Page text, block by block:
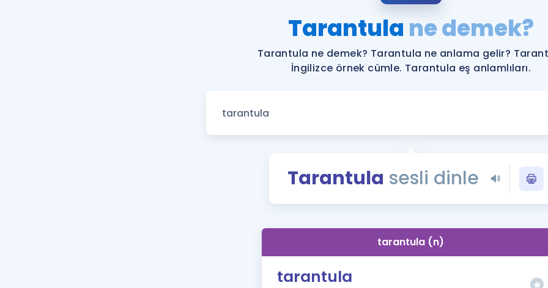
YDS ve YÖKDİL
YDS ve YÖKDİL'e
Tüm ÖSYM
YDS - YÖKDİL
İngilizce
Tarantula ne demek?
Tarantula ne demek? Tarantula ne anlama gelir?
İngilizce örnek cümle. Tarantula eş anlamlıları.
Tarantula sesli dinle
tarantula (n)
tarantula